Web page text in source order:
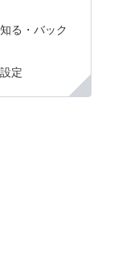
る・バック
定